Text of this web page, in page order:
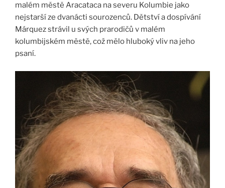
malém městě Aracataca na severu Kolumbie jako
nejstarší ze dvanácti sourozenců. Dětství a dospívání
Márquez strávil u svých prarodičů v malém
kolumbijském městě, což mělo hluboký vliv na jeho
psaní.